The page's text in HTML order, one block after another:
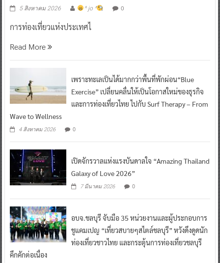
5 สิงหาคม 2026 ^ jo ^ 0
การท่องเที่ยวแห่งประเทศไ
Read More
เพราะทะเลเป็นได้มากกว่าพื้นที่พักผ่อน“Blue
Exercise” เปลี่ยนคลื่นให้เป็นโอกาสใหม่ของธุรกิจ
และการท่องเที่ยวไทย ไปกับ Surf Therapy – From
Wave to Wellness
4 สิงหาคม 2026 0
เปิดจักรวาลแห่งแรงบันดาลใจ “Amazing Thailand
Galaxy of Love 2026”
7 มีนาคม 2026 0
อบจ.ชลบุรี จับมือ 35 หน่วยงานและผู้ประกอบการ
ชูแคมเปญ “เที่ยวสบายๆสไตล์ชลบุรี” หวังดึงดูดนัก
ท่องเที่ยวชาวไทย และกระตุ้นการท่องเที่ยวชลบุรี
คึกคักต่อเนื่อง